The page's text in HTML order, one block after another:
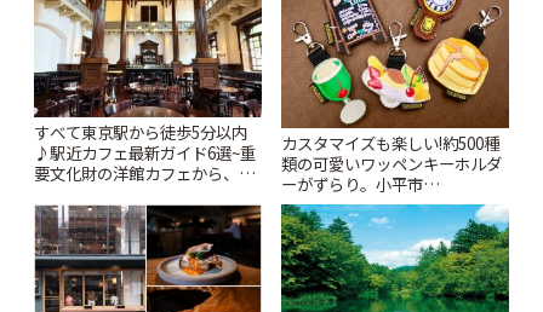
すべて東京駅から徒歩5分以内
♪駅近カフェ最新ガイド6選~重
要文化財の洋館カフェから、改
りっぷ
カスタマイズも楽しい!約500種
類の可愛いワッペンキーホルダ
ーがずらり。小平市
「Kimamaya T&K」 | ことりっ
ぷ